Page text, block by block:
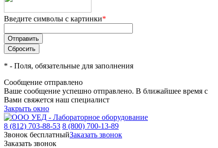
Введите символы с картинки*
* - Поля, обязательные для заполнения
Сообщение отправлено
Ваше сообщение успешно отправлено. В ближайшее время с
Вами свяжется наш специалист
Закрыть окно
8 (812) 703-88-53 8 (800) 700-13-89
Звонок бесплатныйЗаказать звонок
Заказать звонок